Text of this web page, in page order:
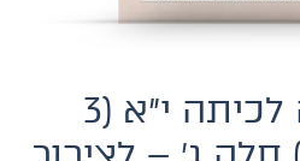
מתמטיקה לכיתה י״א (3